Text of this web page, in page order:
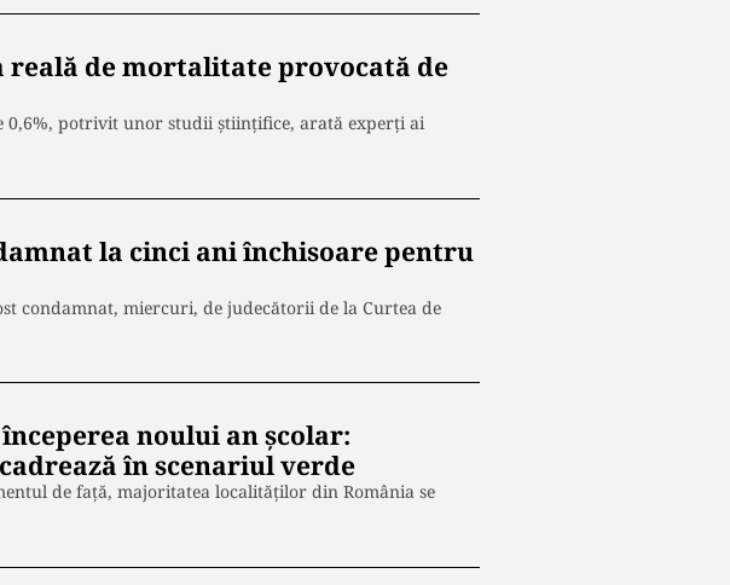
reală de mortalitate provocată de
0,6%, potrivit unor studii ştiinţifice, arată experţi ai
la cinci ani închisoare pentru
condamnat, miercuri, de judecătorii de la Curtea de
noului an școlar:
în scenariul verde
de față, majoritatea localităților din România se